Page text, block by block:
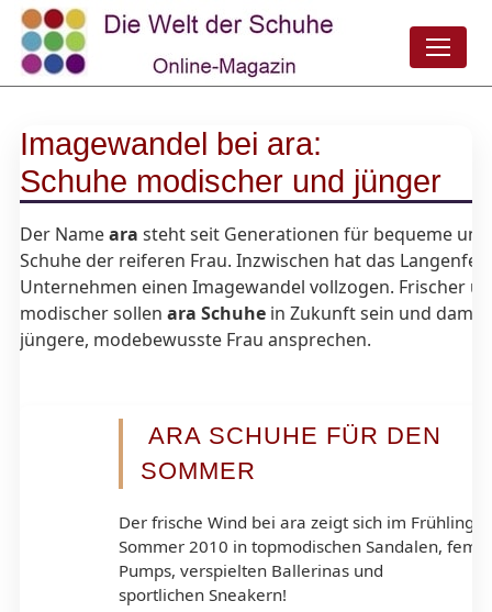
Imagewandel bei ara:
Schuhe modischer und jünger
Der Nameara steht seit Generationen für bequeme
Schuhe der reiferen Frau. Inzwischen hat das
Unternehmen einen Imagewandel vollzogen. Frischer
modischer sollen ara Schuhe in Zukunft sein und damit
jüngere, modebewusste Frau ansprechen.
ARA SCHUHE FÜR DEN
SOMMER
Der frische Wind bei ara zeigt sich im Frühling
Sommer 2010 in topmodischen Sandalen,
Pumps, verspielten Ballerinas und
sportlichen Sneakern!